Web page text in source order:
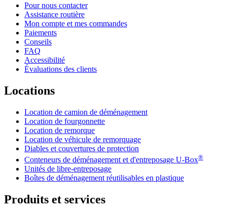
Pour nous contacter
Assistance routière
Mon compte et mes commandes
Paiements
Conseils
FAQ
Accessibilité
Évaluations des clients
Locations
Location de camion de déménagement
Location de fourgonnette
Location de remorque
Location de véhicule de remorquage
Diables et couvertures de protection
Conteneurs de déménagement et d'entreposage U-Box®
Unités de libre-entreposage
Boîtes de déménagement réutilisables en plastique
Produits et services